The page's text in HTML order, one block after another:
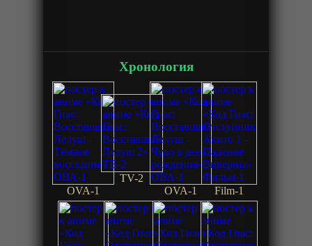
Хронология
OVA-1
TV-2
OVA-1
Film-1